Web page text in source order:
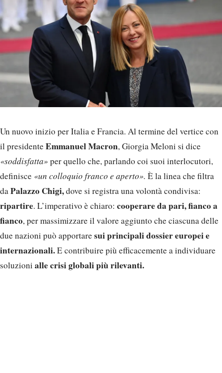
Un nuovo inizio per Italia e Francia. Al termine del vertice con
il presidenteEmmanuel Macron, Giorgia Meloni si dice
«soddisfatta» per quello che, parlando coi suoi interlocutori,
definisce «un colloquio franco e aperto». È la linea che filtra
daPalazzo Chigi,dove si registra una volontà condivisa:
ripartire. L’imperativo è chiaro: cooperare da pari, fianco a
fianco, per massimizzare il valore aggiunto che ciascuna delle
due nazioni può apportaresui principali dossier europei e
internazionali.E contribuire più efficacemente a individuare
soluzioni alle crisi globali più rilevanti.